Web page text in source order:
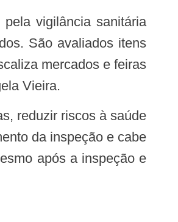
São avaliados itens
mercados e feiras
Vieira.
da inspeção e cabe
após a inspeção e